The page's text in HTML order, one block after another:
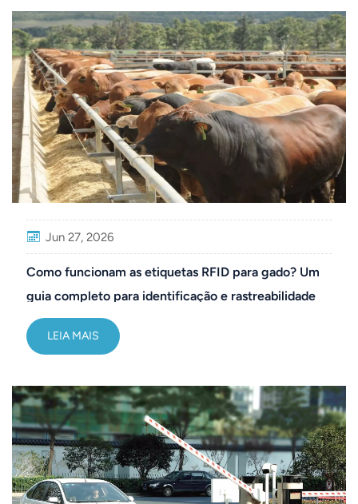
Jun 27, 2026
Como funcionam as etiquetas RFID para gado? Um
guia completo para identificação e rastreabilidade
de animais.
LEIA MAIS